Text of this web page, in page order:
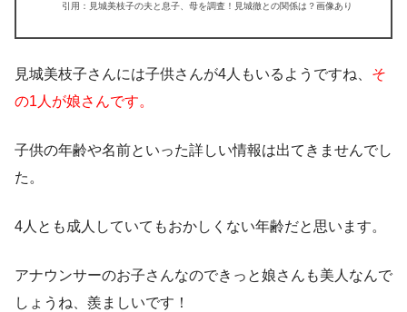
引用：見城美枝子の夫と息子、母を調査！見城徹との関係は？画像あり
見城美枝子さんには子供さんが4人もいるようですね、 そ
の1人が娘さんです。
子供の年齢や名前といった詳しい情報は出てきませんでし
た。
4人とも成人していてもおかしくない年齢だと思います。
アナウンサーのお子さんなのできっと娘さんも美人なんで
しょうね、羨ましいです！